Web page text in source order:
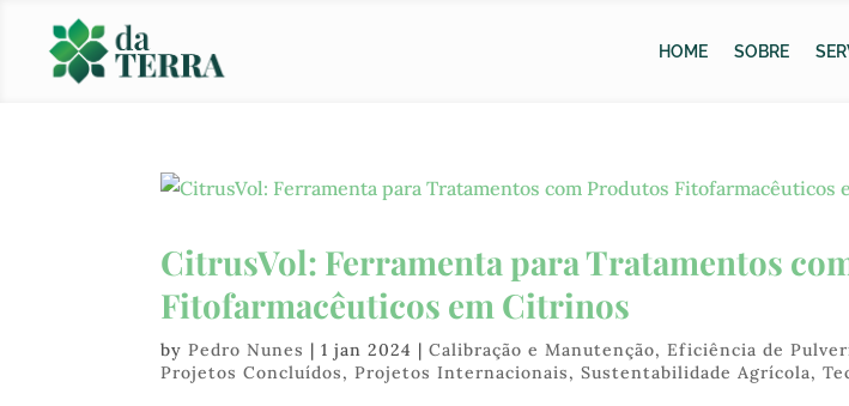
HOME SOBRE
CitrusVol: Ferramenta para Tratamentos
Fitofarmacêuticos em Citrinos
byPedro Nunes |1 jan 2024 |Calibração e Manutenção,Eficiência de
Projetos Concluídos,Projetos Internacionais,Sustentabilidade Agrícola,